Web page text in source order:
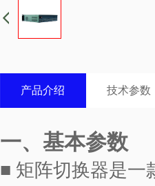
产品介绍 技术参数
一、基本参数
■ 矩阵切换器是一